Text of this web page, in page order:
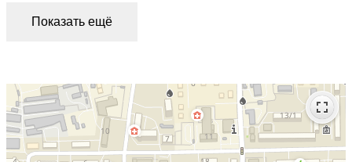
Показать ещё